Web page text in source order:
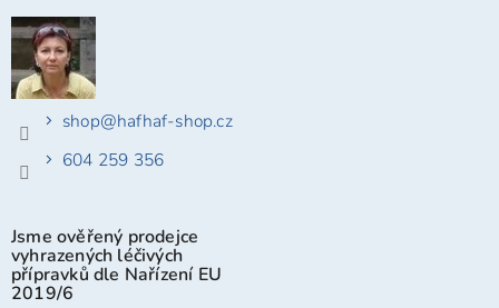
shop@hafhaf-shop.cz
604 259 356
Jsme ověřený prodejce
vyhrazených léčivých
přípravků dle Nařízení EU
2019/6